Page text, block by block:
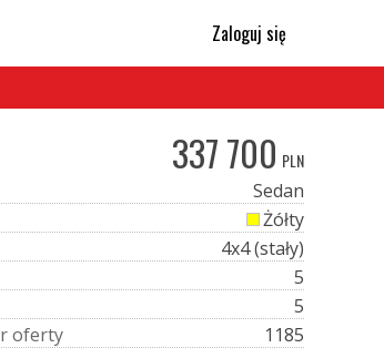
Zaloguj się
337 700 PLN
Sedan
Żółty
4x4 (stały)
5
5
roferty
1185